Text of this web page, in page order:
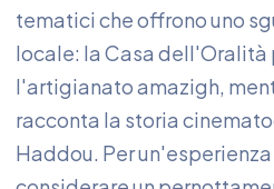
tematici che offrono uno
locale: la Casa dell'Oralità
l'artigianato amazigh,
racconta la storia
Haddou. Per un'esperienza